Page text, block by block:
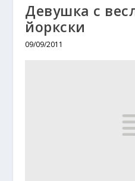
Девушка с
йоркски
09/09/2011